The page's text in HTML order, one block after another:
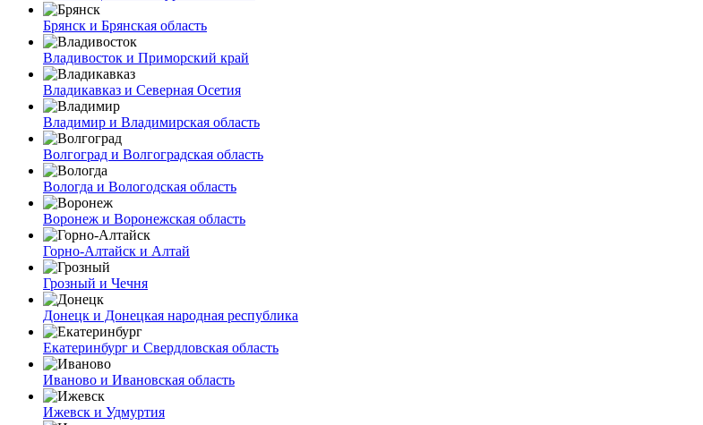
Брянск и Брянская область
Владивосток и Приморский край
Владикавказ и Северная Осетия
Владимир и Владимирская область
Волгоград и Волгоградская область
Вологда и Вологодская область
Воронеж и Воронежская область
Горно-Алтайск и Алтай
Грозный и Чечня
Донецк и Донецкая народная республика
Екатеринбург и Свердловская область
Иваново и Ивановская область
Ижевск и Удмуртия